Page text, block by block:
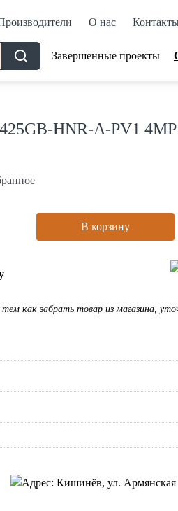
О нас
Завершенные проекты
HNR-A-PV1
В корзину
как забрать товар из магазина,